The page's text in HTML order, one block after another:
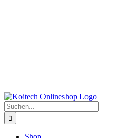
Suche
nach: